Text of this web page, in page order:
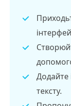
Додайте
тексту.